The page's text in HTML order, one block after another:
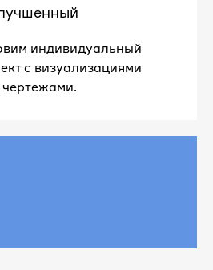
индивидуальный
с визуализациями
чертежами.